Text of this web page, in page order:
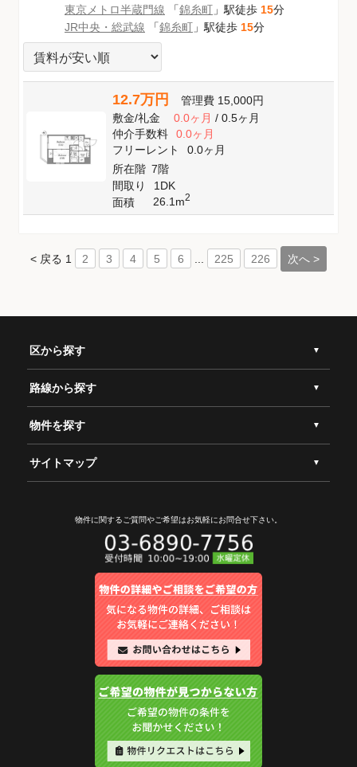
東京メトロ半蔵門線 「錦糸町 」駅徒歩 15分
JR中央・総武線 「錦糸町 」駅徒歩 15分
12.7万円 管理費 15,000円
敷金/礼金 0.0ヶ月/ 0.5ヶ月
仲介手数料
0.0ヶ月
フリーレント
0.0ヶ月
所在階 7階
間取り
1DK
面積
26.1m2
< 戻る 1 2 3 4 5 6 225 226 次へ >
区から探す
路線から探す
物件を探す
サイトマップ
物件に関するご質問やご希望はお気軽にお問合せ下さい。